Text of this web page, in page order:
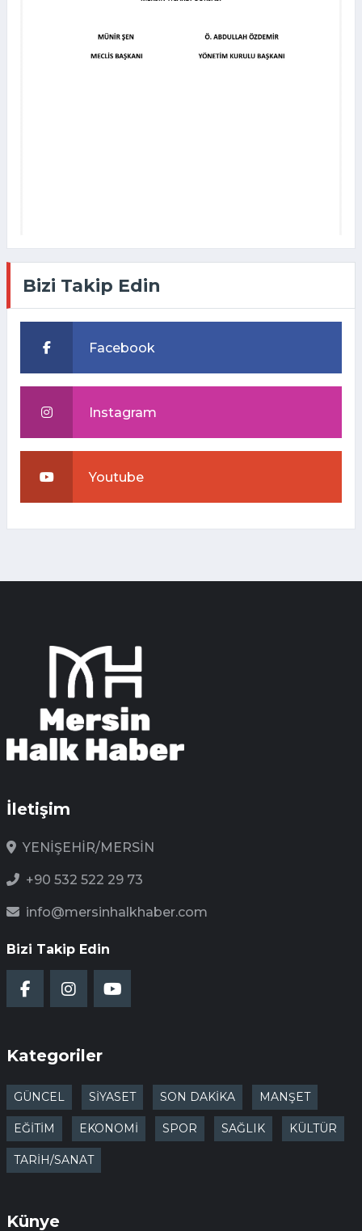
Bizi Takip Edin
Facebook
Instagram
Youtube
İletişim
YENİŞEHİR/MERSİN
+90 532 522 29 73
info@mersinhalkhaber.com
Bizi Takip Edin
Kategoriler
GÜNCEL SİYASET SON DAKİKA MANŞET
EĞİTİM EKONOMİ SPOR SAĞLIK KÜLTÜR
TARİH/SANAT
Künye